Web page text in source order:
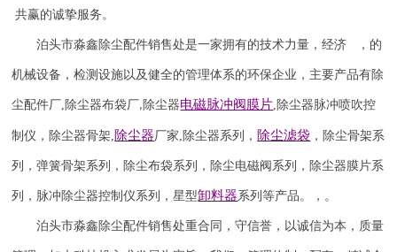
共赢的诚挚服务。
泊头市淼鑫除尘配件销售处是一家拥有的技术力量，经济 ，的
机械设备，检测设施以及健全的管理体系的环保企业，主要产品有除
尘配件厂, 除尘器布袋厂, 除尘器电磁脉冲阀膜片, 除尘器脉冲喷吹控
制仪 ， 除尘器骨架,除尘器厂家, 除尘器系列， 除尘滤袋 ，除尘骨架系
列，弹簧骨架系列，除尘布袋系列，除尘电磁阀系列，除尘器膜片系
列，脉冲除尘器控制仪系列，星型卸料器系列等产品。，。
泊头市淼鑫除尘配件销售处重合同，守信誉，以诚信为本，质量